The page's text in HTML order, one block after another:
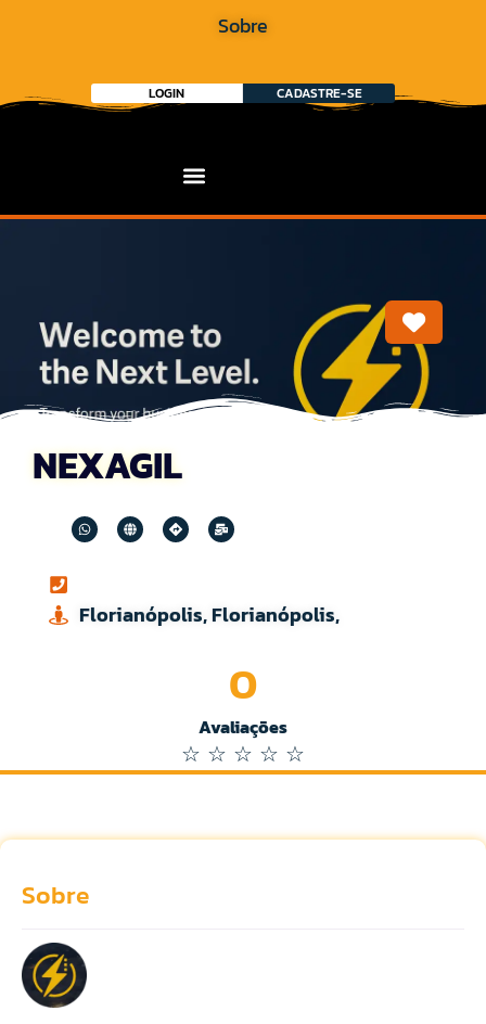
Sobre
LOGIN CADASTRE-SE
NEXAGIL
Florianópolis, Florianópolis,
Avaliações
0
☆ ☆ ☆ ☆ ☆
Sobre